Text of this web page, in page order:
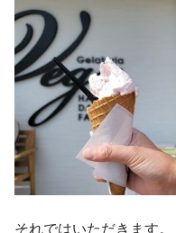
それではいただきます。